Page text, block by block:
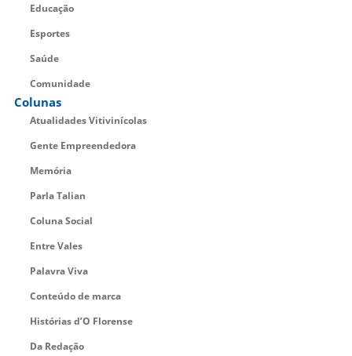
Educação
Esportes
Saúde
Comunidade
Colunas
Atualidades Vitivinícolas
Gente Empreendedora
Memória
Parla Talian
Coluna Social
Entre Vales
Palavra Viva
Conteúdo de marca
Histórias d’O Florense
Da Redação